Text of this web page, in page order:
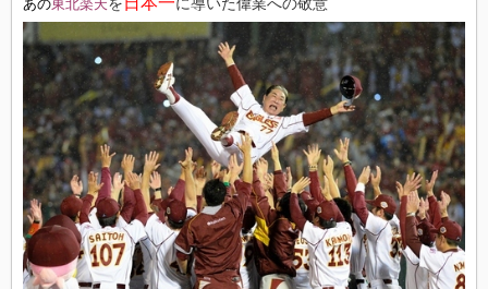
あの東北楽天を に導いた偉業への敬意